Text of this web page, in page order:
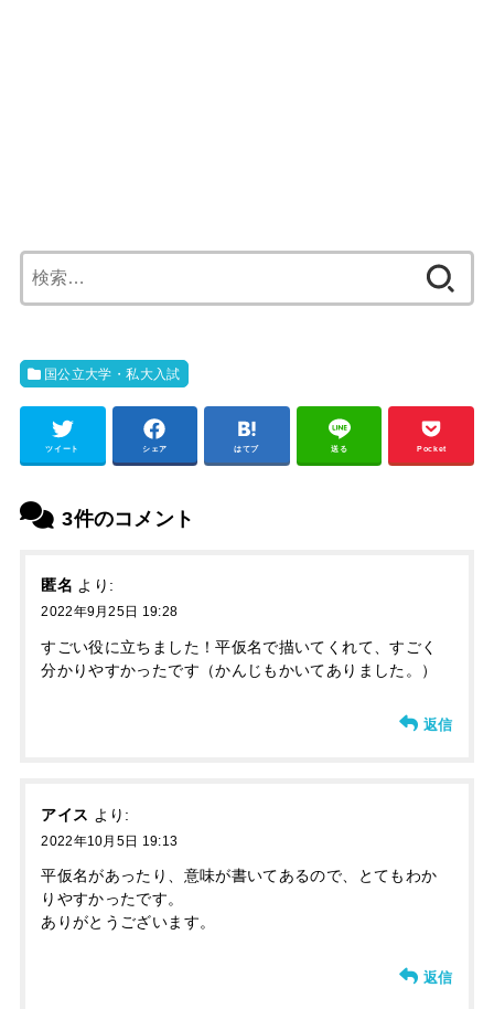
索:
国公立大学・私大入試
ツイート シェア はてブ 送る Pocket
3件のコメント
匿名 より:
2022年9月25日 19:28
すごい役に立ちました！平仮名で描いてくれて、すごく
分かりやすかったです（かんじもかいてありました。）
返信
アイス より:
2022年10月5日 19:13
平仮名があったり、意味が書いてあるので、とてもわか
りやすかったです。
ありがとうございます。
返信